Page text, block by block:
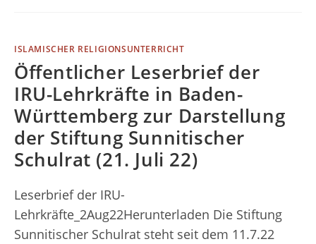
ISLAMISCHER RELIGIONSUNTERRICHT
Öffentlicher Leserbrief der
IRU-Lehrkräfte in Baden-
Württemberg zur Darstellung
der Stiftung Sunnitischer
Schulrat (21. Juli 22)
Leserbrief der IRU-
Lehrkräfte_2Aug22Herunterladen Die Stiftung
Sunnitischer Schulrat steht seit dem 11.7.22